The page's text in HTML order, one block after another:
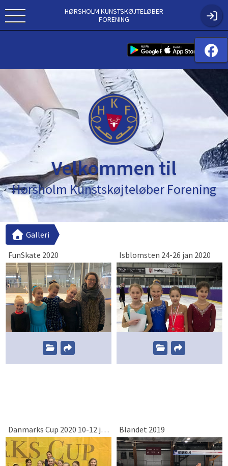
HØRSHOLM KUNSTSKØJTELØBER
FORENING
Velkommen til
Hørsholm Kunstskøjteløber Forening
Galleri
FunSkate 2020
Isblomsten 24-26 jan 2020
Danmarks Cup 2020 10-12 jan 2020 Blandet 2019